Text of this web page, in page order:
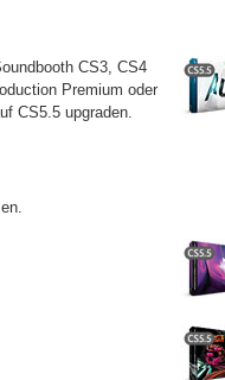
CS3, CS4
Premium oder
CS5.5 upgraden.